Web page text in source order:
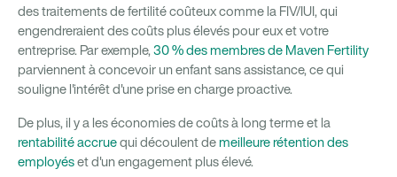
des traitements de fertilité coûteux comme la FIV/IUI, qui
engendreraient des coûts plus élevés pour eux et votre
entreprise. Par exemple, 30 % des membres de Maven Fertility
parviennent à concevoir un enfant sans assistance, ce qui
souligne l'intérêt d'une prise en charge proactive.
De plus, il y a les économies de coûts à long terme et la
rentabilité accruequi découlent demeilleure rétention des
employéset d'un engagement plus élevé.